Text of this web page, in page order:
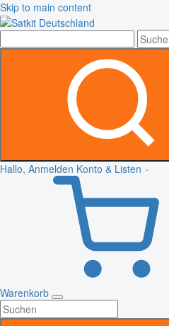
Skip to main content
Hallo, Anmelden Konto & Listen
Warenkorb